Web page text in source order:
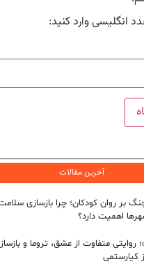
انگلیسی وارد کنید:
آخرین مقالات
بر روان کودکان؛ چرا بازسازی
اهمیت دارد؟
متفاوت از عشق، تروما و
کیارستمی